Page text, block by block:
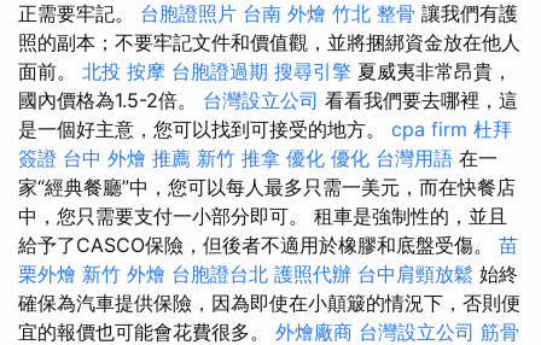
正需要牢記。 台胞證照片 台南 外燴 竹北 整骨 讓我們有護
照的副本；不要牢記文件和價值觀，並將捆綁資金放在他人
面前。 北投 按摩 台胞證過期 搜尋引擎 夏威夷非常昂貴，
國內價格為1.5-2倍。 台灣設立公司 看看我們要去哪裡，這
是一個好主意，您可以找到可接受的地方。 cpa firm 杜拜
簽證 台中 外燴 推薦 新竹 推拿 優化 優化 台灣用語 在一
家“經典餐廳”中，您可以每人最多只需一美元，而在快餐店
中，您只需要支付一小部分即可。 租車是強制性的，並且
給予了CASCO保險，但後者不適用於橡膠和底盤受傷。 苗
栗外燴 新竹 外燴 台胞證台北 護照代辦 台中肩頸放鬆 始終
確保為汽車提供保險，因為即使在小顛簸的情況下，否則便
宜的報價也可能會花費很多。 外燴廠商 台灣設立公司 筋骨